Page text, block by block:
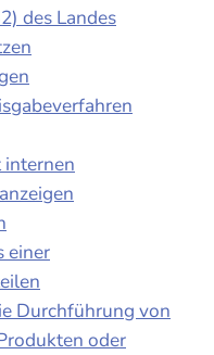
des Landes
einer
Durchführung von
oder